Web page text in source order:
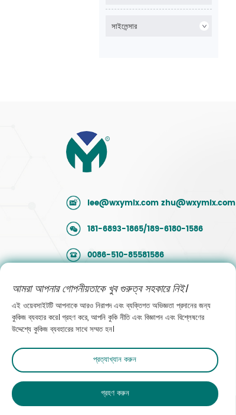
সাইলেন্সার
lee@wxymlx.com zhu@wxymlx.com
181-6893-1865/189-6180-1586
0086-510-85581586
নং 9, মেংকুন রোড, হুদাই ইন্ডাস্ট্রিয়াল পার্ক, বিনহু জেলা,
উক্সি, জিয়াংসু, চীন
বিক্রয়ের সাথে যোগাযোগ করুন
আমরা আপনার গোপনীয়তাকে খুব গুরুত্ব সহকারে নিই।
এই ওয়েবসাইটটি আপনাকে আরও নিরাপদ এবং ব্যক্তিগত অভিজ্ঞতা প্রদানের জন্য
কুকিজ ব্যবহার করে। গ্রহণ করে, আপনি কুকি নীতি এবং বিজ্ঞাপন এবং বিশ্লেষণের
উদ্দেশ্যে কুকিজ ব্যবহারের সাথে সম্মত হন।
প্রত্যাখ্যান করুন
গ্রহণ করুন